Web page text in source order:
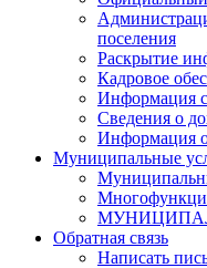
поселения
Раскрытие
Кадровое
Информация
Сведения о
Информация
Муниципальные
Обратная связь
Написать